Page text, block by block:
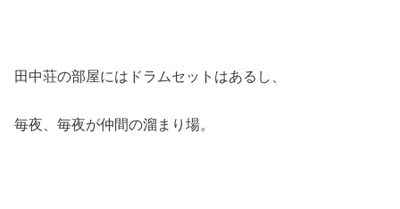
田中荘の部屋にはドラムセットはあるし、
毎夜、毎夜が仲間の溜まり場。